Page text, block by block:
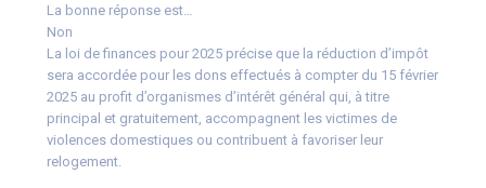
La bonne réponse est…
Non
La loi de finances pour 2025 précise que la réduction d’impôt
sera accordée pour les dons effectués à compter du 15 février
2025 au profit d’organismes d’intérêt général qui, à titre
principal et gratuitement, accompagnent les victimes de
violences domestiques ou contribuent à favoriser leur
relogement.